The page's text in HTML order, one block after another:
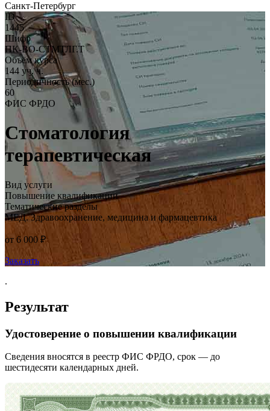
Санкт-Петербург
ID
1445
Шифр
ПК-ВО-СТМТЛГ.Т
Объём курса
144 уч. ч.
Периодичность (мес.)
60
ФИС ФРДО
Стоматология
терапевтическая
Вид услуги
Повышение квалификации
Тематические разделы
МЕД. Здравоохранение, медицина и фармацевтика
от 6 000 ₽
Заказать
.
Результат
Удостоверение о повышении квалификации
Сведения вносятся в реестр ФИС ФРДО, срок — до
шестидесяти календарных дней.